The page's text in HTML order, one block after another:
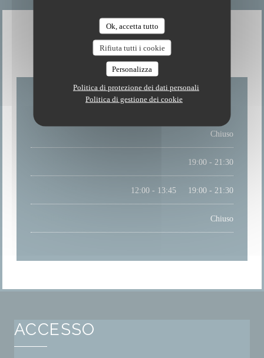
Ok, accetta tutto
Rifiuta tutti i cookie
Personalizza
Politica di protezione dei dati personali
Politica di gestione dei cookie
Chiuso
19:00 - 21:30
12:00 - 13:45 19:00 - 21:30
Chiuso
ACCESSO